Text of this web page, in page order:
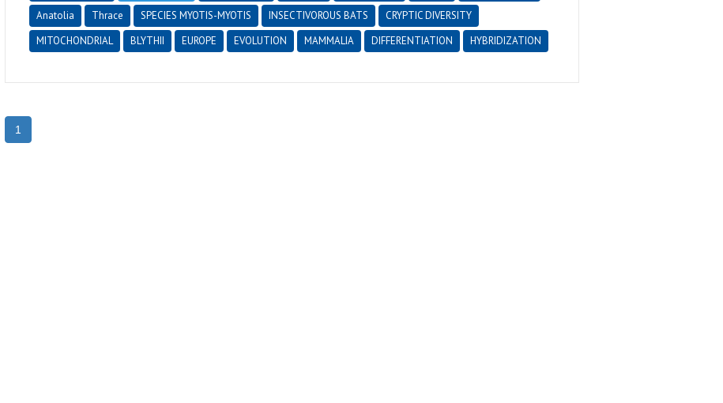
Anatolia
Thrace SPECIES MYOTIS-MYOTIS INSECTIVOROUS BATS
CRYPTIC DIVERSITY
MITOCHONDRIAL
BLYTHII EUROPE EVOLUTION MAMMALIA DIFFERENTIATION HYBRIDIZATION
1